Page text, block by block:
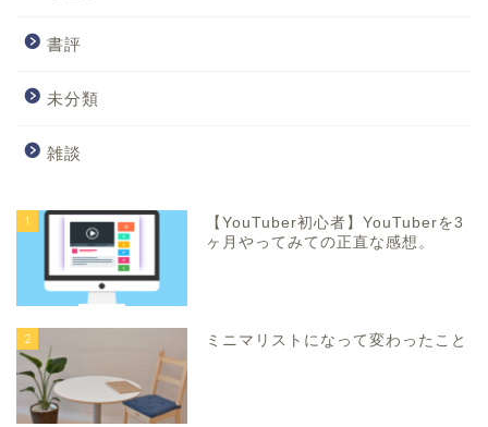
書評
未分類
雑談
1
【YouTuber初心者】YouTuberを3
ヶ月やってみての正直な感想。
2 ミニマリストになって変わったこと